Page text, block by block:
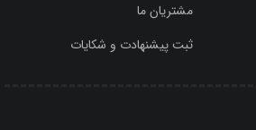
مشتریان ما
ثبت پیشنهادت و شکایات